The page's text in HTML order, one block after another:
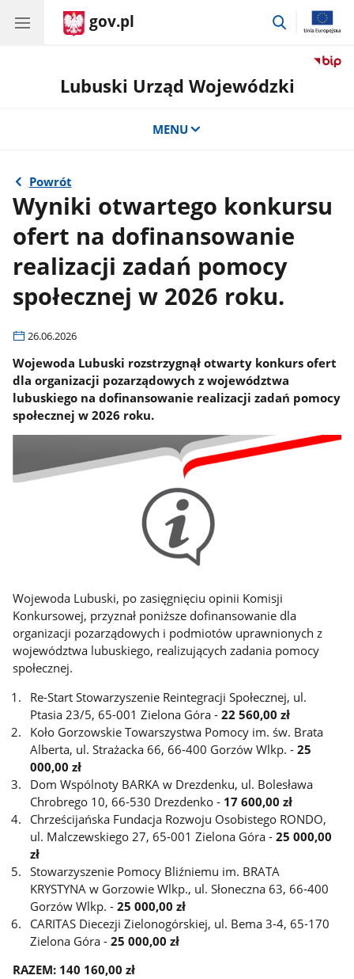
gov.pl
przejdź
Lubuski Urząd Wojewódzki
MENU
Powrót
Wyniki otwartego konkursu
ofert na dofinansowanie
realizacji zadań pomocy
społecznej w 2026 roku.
26.06.2026
Wojewoda Lubuski rozstrzygnął otwarty konkurs ofert
dla organizacji pozarządowych z województwa
lubuskiego na dofinansowanie realizacji zadań pomocy
społecznej w 2026 roku.
Wojewoda Lubuski, po zasięgnięciu opinii Komisji
Konkursowej, przyznał poniższe dofinansowanie dla
organizacji pozarządowych i podmiotów uprawnionych z
województwa lubuskiego, realizujących zadania pomocy
społecznej.
Re-Start Stowarzyszenie Reintegracji Społecznej, ul.
Ptasia 23/5, 65-001 Zielona Góra -22 560,00 zł
Koło Gorzowskie Towarszystwa Pomocy im. św. Brata
Alberta, ul. Strażacka 66, 66-400 Gorzów Wlkp. -25
000,00 zł
Dom Wspólnoty BARKA w Drezdenku, ul. Bolesława
Chrobrego 10, 66-530 Drezdenko - 17 600,00 zł
Chrześcijańska Fundacja Rozwoju Osobistego RONDO,
ul. Malczewskiego 27, 65-001 Zielona Góra -25 000,00
zł
Stowarzyszenie Pomocy Bliźniemu im. BRATA
KRYSTYNA w Gorzowie Wlkp., ul. Słoneczna 63, 66-400
Gorzów Wlkp. -25 000,00 zł
CARITAS Diecezji Zielonogórskiej, ul. Bema 3-4, 65-170
Zielona Góra -25 000,00 zł
RAZEM: 140 160,00 zł